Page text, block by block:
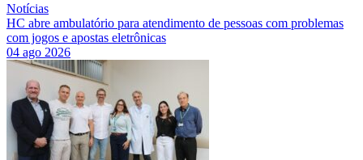
Notícias
HC abre ambulatório para atendimento de pessoas com problemas
com jogos e apostas eletrônicas
04 ago 2026